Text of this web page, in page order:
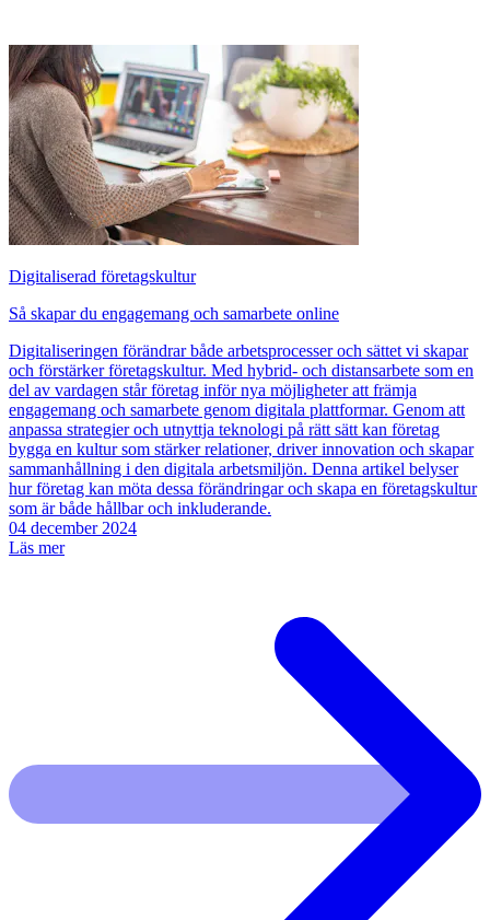
Digitaliserad företagskultur
Så skapar du engagemang och samarbete online
Digitaliseringen förändrar både arbetsprocesser och sättet vi skapar
och förstärker företagskultur. Med hybrid- och distansarbete som en
del av vardagen står företag inför nya möjligheter att främja
engagemang och samarbete genom digitala plattformar. Genom att
anpassa strategier och utnyttja teknologi på rätt sätt kan företag
bygga en kultur som stärker relationer, driver innovation och skapar
sammanhållning i den digitala arbetsmiljön. Denna artikel belyser
hur företag kan möta dessa förändringar och skapa en företagskultur
som är både hållbar och inkluderande.
04 december 2024
Läs mer